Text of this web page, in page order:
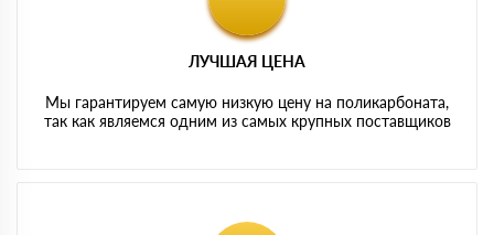
ЛУЧШАЯ ЦЕНА
Мы гарантируем самую низкую цену на поликарбоната,
так как являемся одним из самых крупных поставщиков